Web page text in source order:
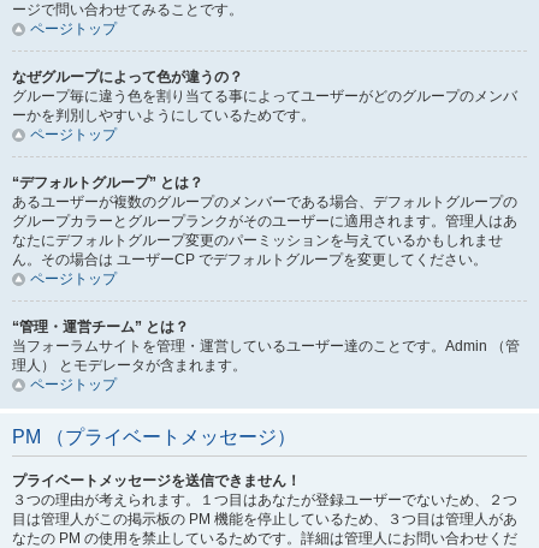
ージで問い合わせてみることです。
ページトップ
なぜグループによって色が違うの？
グループ毎に違う色を割り当てる事によってユーザーがどのグループのメンバ
ーかを判別しやすいようにしているためです。
ページトップ
“デフォルトグループ” とは？
あるユーザーが複数のグループのメンバーである場合、デフォルトグループの
グループカラーとグループランクがそのユーザーに適用されます。管理人はあ
なたにデフォルトグループ変更のパーミッションを与えているかもしれませ
ん。その場合は ユーザーCP でデフォルトグループを変更してください。
ページトップ
“管理・運営チーム” とは？
当フォーラムサイトを管理・運営しているユーザー達のことです。Admin （管
理人） とモデレータが含まれます。
ページトップ
PM （プライベートメッセージ）
プライベートメッセージを送信できません！
３つの理由が考えられます。１つ目はあなたが登録ユーザーでないため、２つ
目は管理人がこの掲示板の PM 機能を停止しているため、３つ目は管理人があ
なたの PM の使用を禁止しているためです。詳細は管理人にお問い合わせくだ